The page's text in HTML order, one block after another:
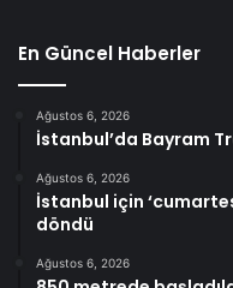
En Güncel Haberler
Ağustos 6, 2026
İstanbul’da Bayram
Ağustos 6, 2026
İstanbul için
döndü
Ağustos 6, 2026